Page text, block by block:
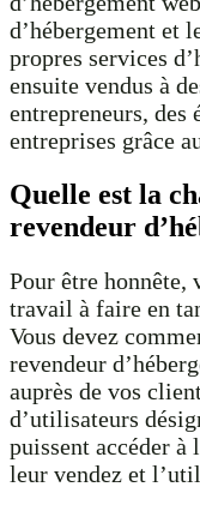
d’hébergement et
propres services
ensuite vendus à
entrepreneurs, des
entreprises grâce
Quelle est la
revendeur
Pour être honnête,
travail à faire en
Vous devez
revendeur
auprès de vos
d’utilisateurs
puissent accéder à
leur vendez et